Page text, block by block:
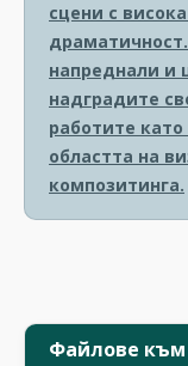
Файлове към
сцени с
напреднали и
надградите
работите
областта на
композитинга.